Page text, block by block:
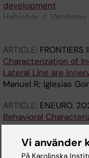
development
Habicher J; Varshney
ARTICLE: FRONTIERS
Characterization of
Lateral Line are
Manuel R; Iglesias
ARTICLE: ENEURO.
Behavioral
Vertebrate
del Pozo A; Manuel
K; Boije H
Vi använder
På Karolinska